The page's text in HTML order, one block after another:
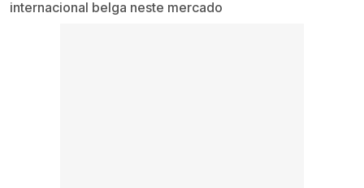
internacional belga neste mercado